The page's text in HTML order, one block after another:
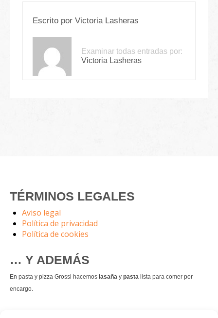
Escrito por Victoria Lasheras
Examinar todas entradas por:
Victoria Lasheras
TÉRMINOS LEGALES
Aviso legal
Política de privacidad
Política de cookies
… Y ADEMÁS
En pasta y pizza Grossi hacemos lasaña y pasta lista para comer por
encargo.